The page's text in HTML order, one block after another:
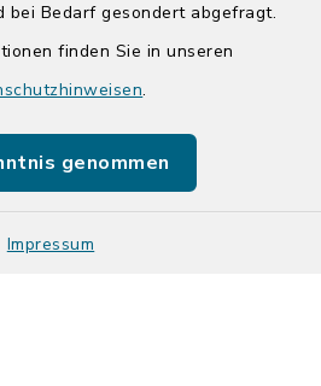
Bedarf gesondert abgefragt.
finden Sie in unseren
.
genommen
Impressum
Sitemap